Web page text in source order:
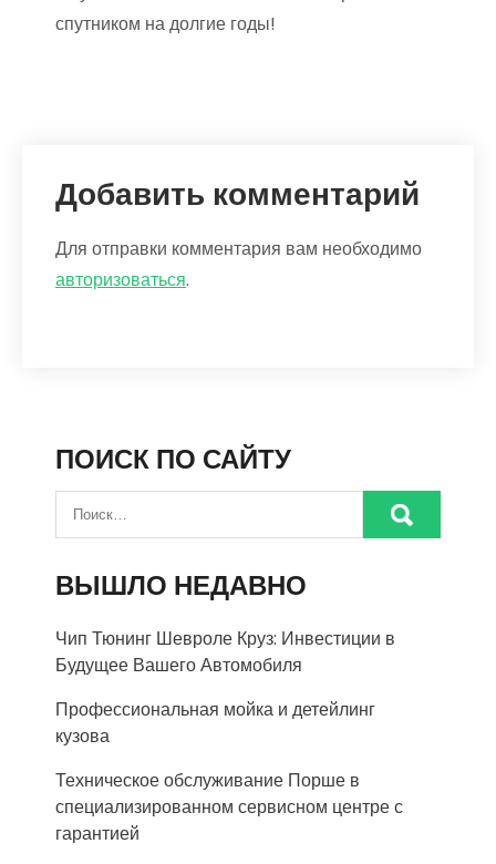
спутником на долгие годы!
Добавить комментарий
Для отправки комментария вам необходимо
авторизоваться.
ПОИСК ПО САЙТУ
ВЫШЛО НЕДАВНО
Чип Тюнинг Шевроле Круз: Инвестиции в
Будущее Вашего Автомобиля
Профессиональная мойка и детейлинг
кузова
Техническое обслуживание Порше в
специализированном сервисном центре с
гарантией